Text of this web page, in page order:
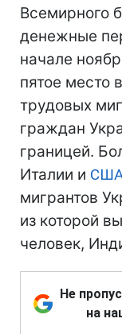
Всемирного
денежные
начале
пятое место
трудовых
граждан
границей.
Италии и
мигрантов
из которой
человек,
Не
на